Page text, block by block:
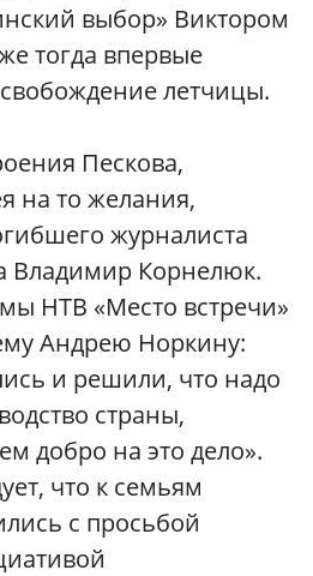
выбор» Виктором
тогда впервые
летчицы.
Пескова,
на то желания,
журналиста
Владимир Корнелюк.
НТВ «Место встречи»
Андрею Норкину:
и решили, что надо
страны,
добро на это дело».
что к семьям
с просьбой